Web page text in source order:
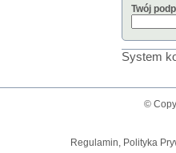
Twój
System
©
Regulamin, Polityka